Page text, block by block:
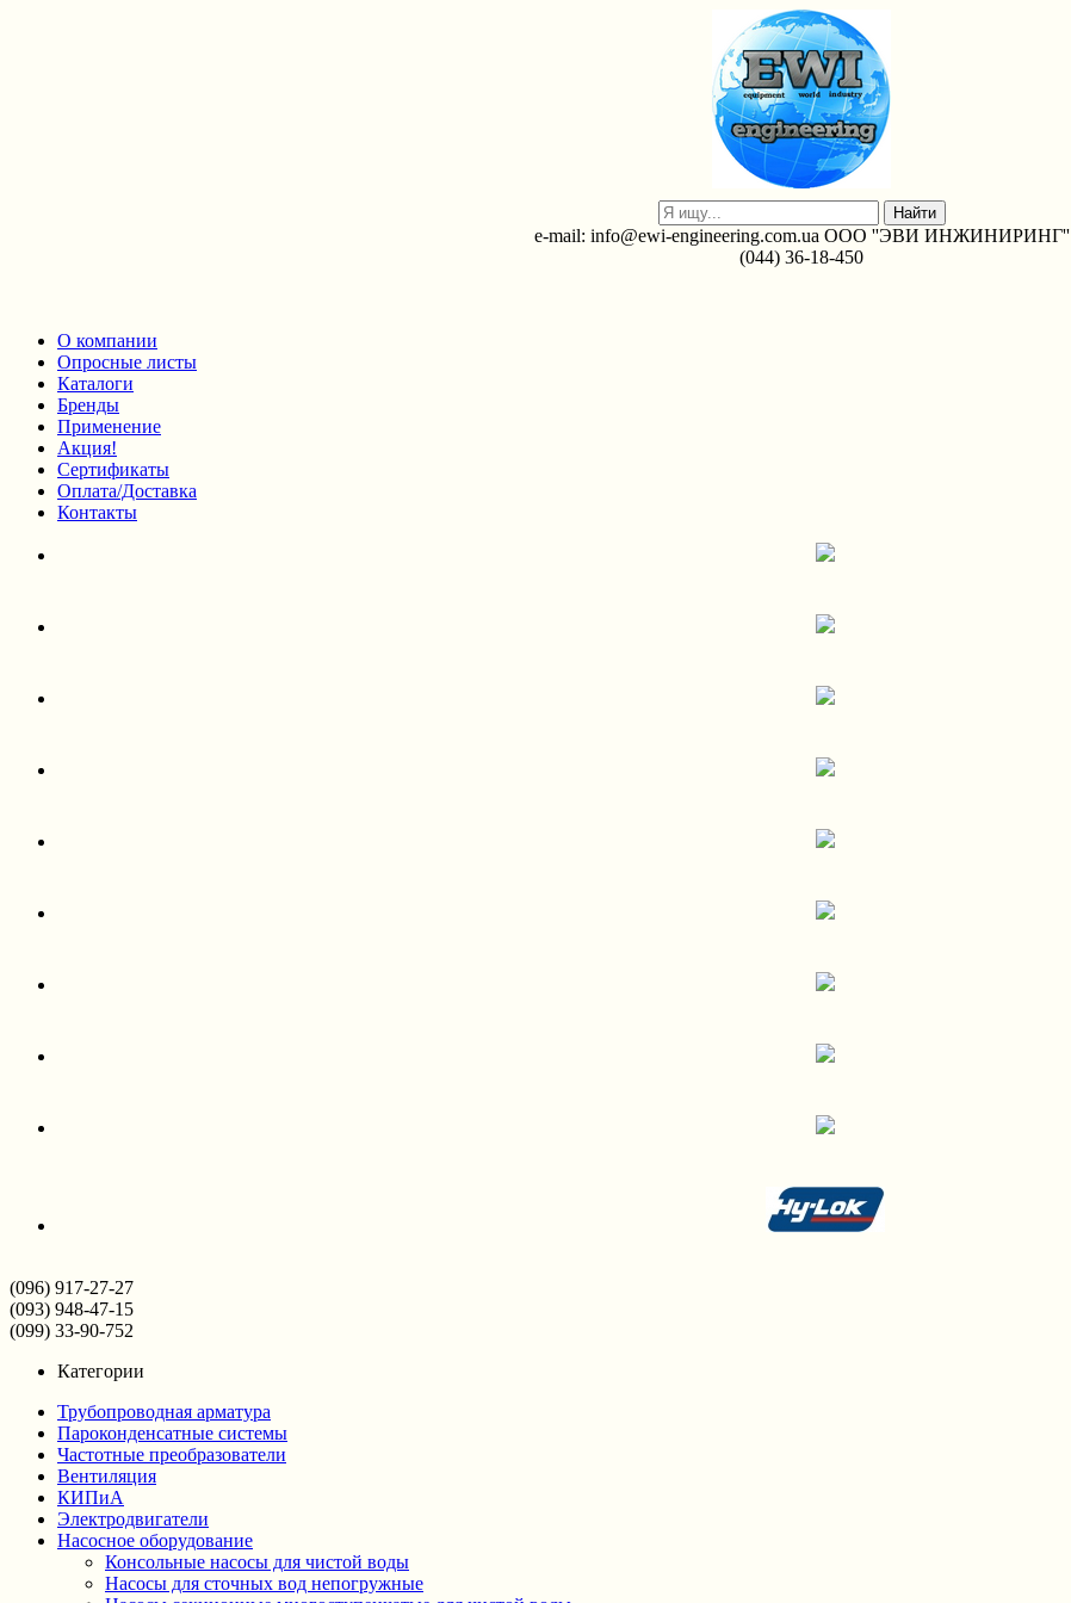
e-mail: info@ewi-engineering.com.ua ООО ''ЭВИ ИНЖИНИРИНГ''
(044) 36-18-450
О компании
Опросные листы
Каталоги
Бренды
Применение
Акция!
Сертификаты
Оплата/Доставка
Контакты
(096) 917-27-27
(093) 948-47-15
(099) 33-90-752
Категории
Трубопроводная арматура
Пароконденсатные системы
Частотные преобразователи
Вентиляция
КИПиА
Электродвигатели
Насосное оборудование
Консольные насосы для чистой воды
Насосы для сточных вод непогружные